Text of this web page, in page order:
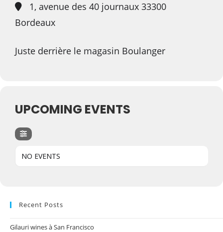
1, avenue des 40 journaux 33300
Bordeaux
Juste derrière le magasin Boulanger
UPCOMING EVENTS
NO EVENTS
Recent Posts
Gilauri wines à San Francisco